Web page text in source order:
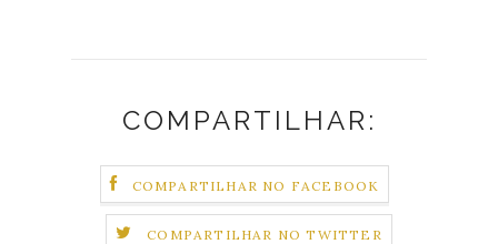
COMPARTILHAR:
COMPARTILHAR NO FACEBOOK
COMPARTILHAR NO TWITTER